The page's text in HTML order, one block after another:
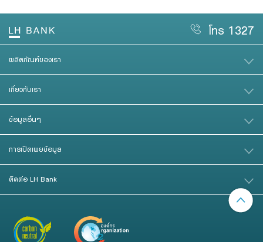
โทร 1327
ผลิตภัณฑ์ของเรา
เกี่ยวกับเรา
ข้อมูลอื่นๆ
การเปิดเผยข้อมูล
ติดต่อ LH Bank